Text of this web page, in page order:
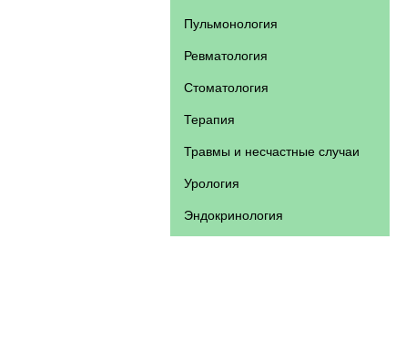
Пульмонология
Ревматология
Стоматология
Терапия
Травмы и несчастные случаи
Урология
Эндокринология